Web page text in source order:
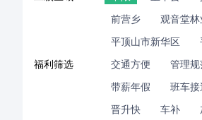
前营乡 观音堂林
平顶山市新华区
福利筛选 交通方便 管理规
带薪年假 班车接
晋升快 车补